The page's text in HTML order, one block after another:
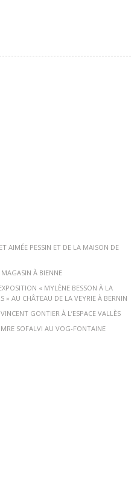
AIMÉE PESSIN ET DE LA MAISON DE
À BIENNE
« MYLÈNE BESSON À LA
» AU CHÂTEAU DE LA VEYRIE À BERNIN
GONTIER À L’ESPACE VALLÈS
SOFALVI AU VOG-FONTAINE